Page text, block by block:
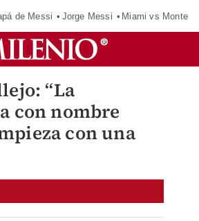
de Messi Jorge Messi Miami vs
“La
con nombre
con una